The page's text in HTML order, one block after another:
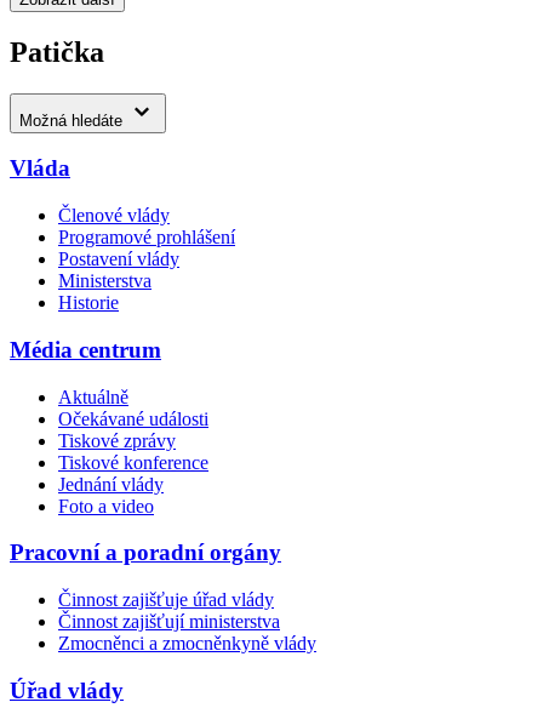
Patička
Možná hledáte
Vláda
Členové vlády
Programové prohlášení
Postavení vlády
Ministerstva
Historie
Média centrum
Aktuálně
Očekávané události
Tiskové zprávy
Tiskové konference
Jednání vlády
Foto a video
Pracovní a poradní orgány
Činnost zajišťuje úřad vlády
Činnost zajišťují ministerstva
Zmocněnci a zmocněnkyně vlády
Úřad vlády